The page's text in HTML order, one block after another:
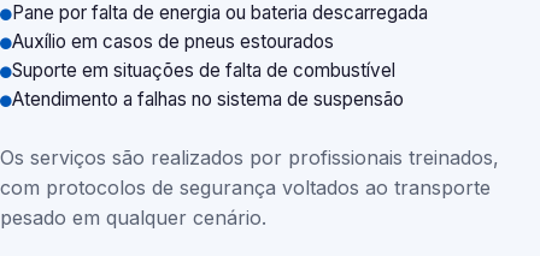
Pane por falta de energia ou bateria descarregada
Auxílio em casos de pneus estourados
Suporte em situações de falta de combustível
Atendimento a falhas no sistema de suspensão
Os serviços são realizados por profissionais treinados,
com protocolos de segurança voltados ao transporte
pesado em qualquer cenário.